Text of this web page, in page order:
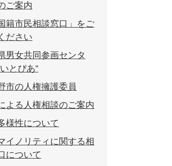
ご案内
籍市民相談窓口」をご
ださい
男女共同参画センタ
とぴあ”
市の人権擁護委員
よる人権相談のご案内
様性について
イノリティに関する相
について